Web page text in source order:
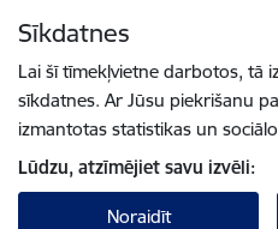
Sīkdatnes
Lai šī tīmekļvietne darbotos, tā
sīkdatnes. Ar Jūsu piekrišanu
izmantotas statistikas un
Lūdzu, atzīmējiet savu izvēli:
Noraidīt